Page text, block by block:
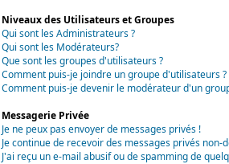
Niveaux des Utilisateurs et Groupes
Qui sont les Administrateurs ?
Qui sont les Modérateurs?
Que sont les groupes d'utilisateurs ?
Comment puis-je joindre un groupe d'utilisateurs ?
Comment puis-je devenir le modérateur d'un
Messagerie Privée
Je ne peux pas envoyer de messages privés !
Je continue de recevoir des messages privés non-
J'ai reçu un e-mail abusif ou de spamming de